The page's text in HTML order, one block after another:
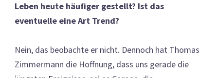
Leben heute häufiger gestellt? Ist das
eventuelle eine Art Trend?
Nein, das beobachte er nicht. Dennoch hat Thomas
Zimmermann die Hoffnung, dass uns gerade die